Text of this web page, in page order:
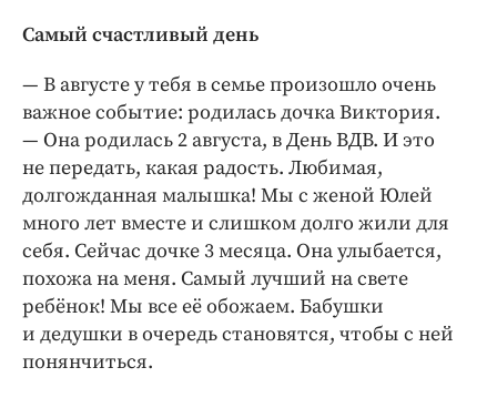
Самый счастливый день
— В августе у тебя в семье произошло очень
важное событие: родилась дочка Виктория.
— Она родилась 2 августа, в День ВДВ. И это
не передать, какая радость. Любимая,
долгожданная малышка! Мы с женой Юлей
много лет вместе и слишком долго жили для
себя. Сейчас дочке 3 месяца. Она улыбается,
похожа на меня. Самый лучший на свете
ребёнок! Мы все её обожаем. Бабушки
и дедушки в очередь становятся, чтобы с ней
понянчиться.